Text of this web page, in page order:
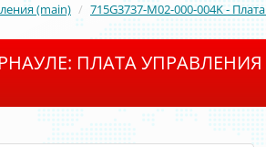
(main) 715G3737-M02-000-004K -
ПЛАТА УПРАВЛЕНИЯ